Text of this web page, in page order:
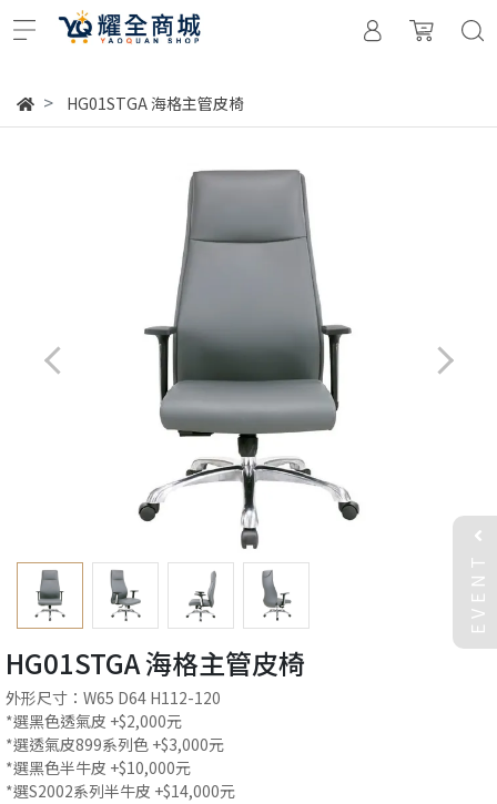
HG01STGA 海格主管皮椅
HG01STGA 海格主管皮椅
外形尺寸：W65 D64 H112-120
*選黑色透氣皮 +$2,000元
*選透氣皮899系列色 +$3,000元
*選黑色半牛皮 +$10,000元
*選S2002系列半牛皮 +$14,000元
EVENT